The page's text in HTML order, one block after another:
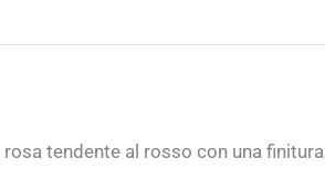
tendente al rosso con una finitura